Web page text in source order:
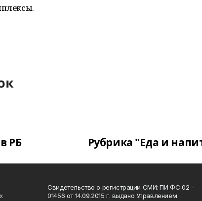
РБ Рубрика "Еда и
Свидетельство о регистрации СМИ: ПИ ФС 02 -
01456 от 14.09.2015 г. выдано Управлением